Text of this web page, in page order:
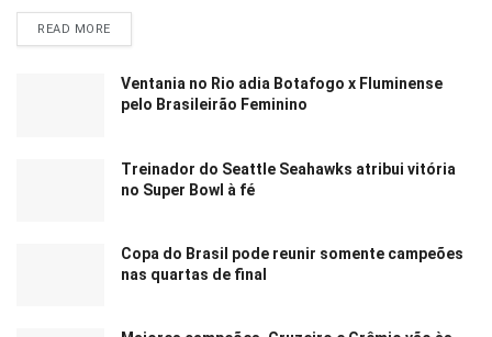
READ MORE
Ventania no Rio adia Botafogo x Fluminense
pelo Brasileirão Feminino
Treinador do Seattle Seahawks atribui vitória
no Super Bowl à fé
Copa do Brasil pode reunir somente campeões
nas quartas de final